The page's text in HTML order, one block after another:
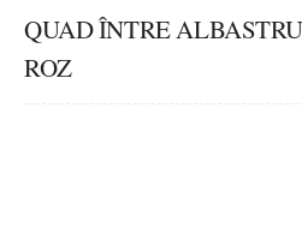
QUAD ÎNTRE
ROZ